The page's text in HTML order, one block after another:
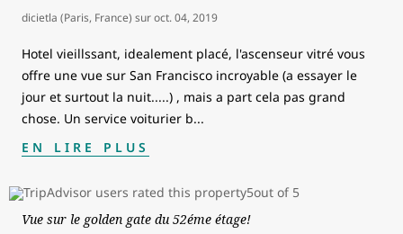
dicietla (Paris, France) suroct. 04, 2019
Hotel vieillssant, idealement placé, l'ascenseur vitré vous
offre une vue sur San Francisco incroyable (a essayer le
jour et surtout la nuit.....) , mais a part cela pas grand
chose. Un service voiturier b...
EN LIRE PLUS
Vue sur le golden gate du 52éme étage!